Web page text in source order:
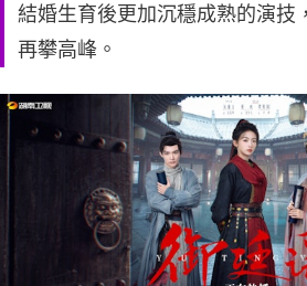
結婚生育後更加沉穩成熟的演技
再攀高峰。